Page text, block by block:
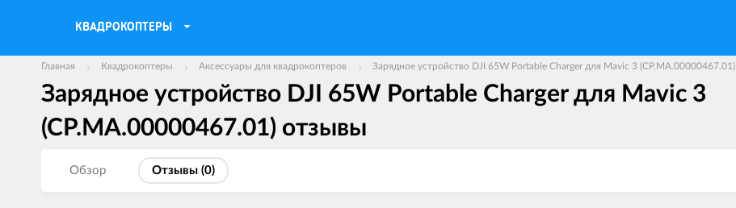
КВАДРОКОПТЕРЫ
Главная Квадрокоптеры Аксессуары для квадрокоптеров Зарядное устройство DJI 65W Portable Charger для Mavic 3 (CP.MA.00000467.01)
Зарядное устройство DJI 65W Portable Charger для Mavic 3
(CP.MA.00000467.01) отзывы
Обзор Отзывы (0)